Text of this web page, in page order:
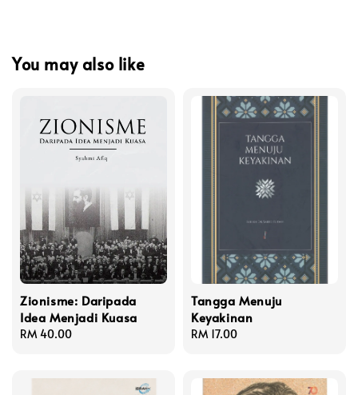
You may also like
Zionisme: Daripada
Idea Menjadi Kuasa
Regular
RM 40.00
Tangga Menuju
Keyakinan
Regular
RM 17.00